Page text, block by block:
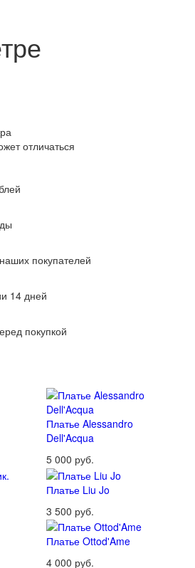
отличаться
покупателей
14 дней
покупкой
Платье Alessandro
Dell'Acqua
5 000 руб.
Платье Liu Jo
3 500 руб.
Платье Ottod'Ame
4 000 руб.